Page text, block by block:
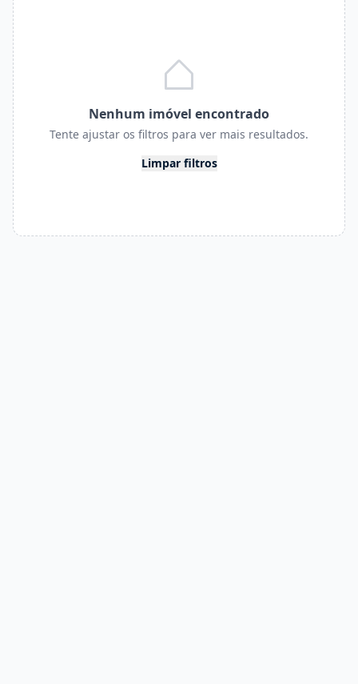
Nenhum imóvel encontrado
Tente ajustar os filtros para ver mais resultados.
Limpar filtros